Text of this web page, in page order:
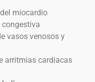
miocardio
congestiva
vasos venosos y
arritmias cardiacas